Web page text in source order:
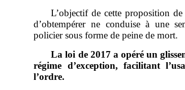
L’objectif de cette proposition
d’obtempérer ne conduise à une
policier sous forme de peine de mort.
La loi de 2017 a opéré un
régime d’exception, facilitant
l’ordre.